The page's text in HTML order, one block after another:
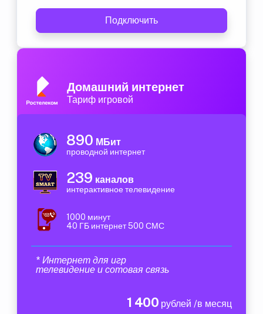
Подключить
Домашний интернет
Тариф игровой
890 МБит
проводной интернет
239 каналов
интерактивное телевидение
1000 минут
40 ГБ интернет 500 СМС
* Интернет для игр
телевидение и сотовая связь
1 400 рублей /в месяц